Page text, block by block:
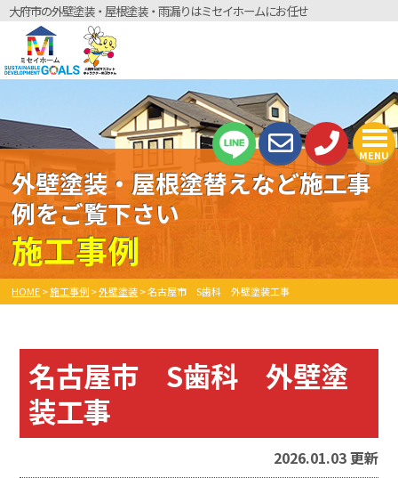
大府市の外壁塗装・屋根塗装・雨漏りはミセイホームにお任せ
MENU
外壁塗装・屋根塗替えなど施工事
例をご覧下さい
施工事例
HOME>施工事例>外壁塗装>名古屋市 S歯科 外壁塗装工事
名古屋市 S歯科 外壁塗
装工事
2026.01.03 更新